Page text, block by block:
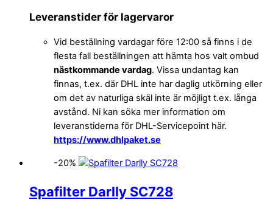
Leveranstider för lagervaror
Vid beställning vardagar före 12:00 så finns i de
flesta fall beställningen att hämta hos valt ombud
nästkommande vardag. Vissa undantag kan
finnas, t.ex. där DHL inte har daglig utkörning eller
om det av naturliga skäl inte är möjligt t.ex. långa
avstånd. Ni kan söka mer information om
leveranstiderna för DHL-Servicepoint här.
https://www.dhlpaket.se
-20%
Spafilter Darlly SC728